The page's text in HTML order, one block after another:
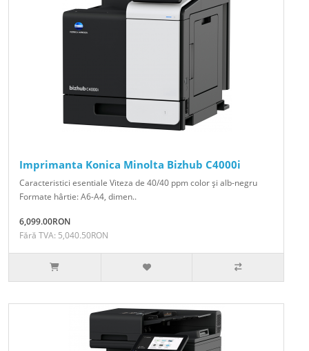
Imprimanta Konica Minolta Bizhub C4000i
Caracteristici esentiale Viteza de 40/40 ppm color şi alb-negru
Formate hârtie: A6-A4, dimen..
6,099.00RON
Fără TVA: 5,040.50RON